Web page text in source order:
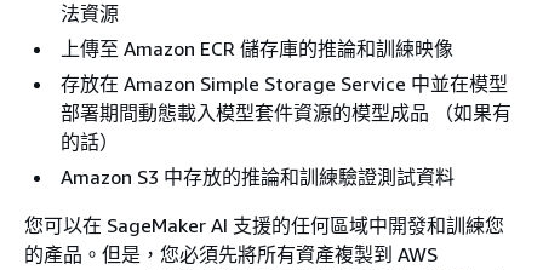
法資源
上傳至 Amazon ECR 儲存庫的推論和訓練映像
存放在 Amazon Simple Storage Service 中並在模型
部署期間動態載入模型套件資源的模型成品 （如果有
的話）
Amazon S3 中存放的推論和訓練驗證測試資料
您可以在 SageMaker AI 支援的任何區域中開發和訓練您
的產品。但是，您必須先將所有資產複製到 AWS